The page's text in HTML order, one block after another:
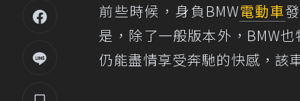
前些時候，身負BMW電動車
是，除了一般版本外，BMW
仍能盡情享受奔馳的快感，該